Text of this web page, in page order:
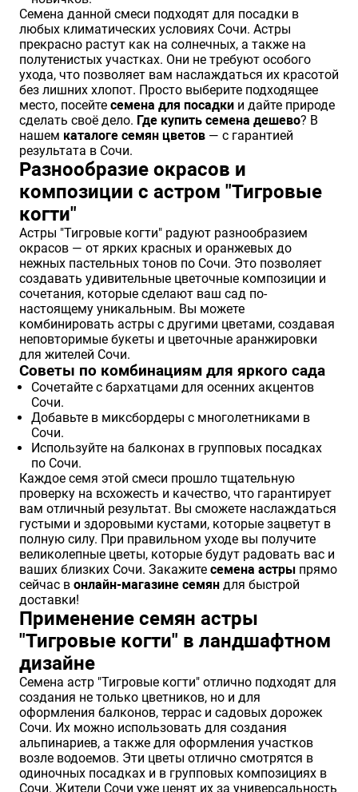
Семена данной смеси подходят для посадки в
любых климатических условиях Сочи. Астры
прекрасно растут как на солнечных, а также на
полутенистых участках. Они не требуют особого
ухода, что позволяет вам наслаждаться их красотой
без лишних хлопот. Просто выберите подходящее
место, посейте семена для посадки и дайте природе
сделать своё дело. Где купить семена дешево? В
нашем каталоге семян цветов — с гарантией
результата в Сочи.
Разнообразие окрасов и
композиции с астром "Тигровые
когти"
Астры "Тигровые когти" радуют разнообразием
окрасов — от ярких красных и оранжевых до
нежных пастельных тонов по Сочи. Это позволяет
создавать удивительные цветочные композиции и
сочетания, которые сделают ваш сад по-
настоящему уникальным. Вы можете
комбинировать астры с другими цветами, создавая
неповторимые букеты и цветочные аранжировки
для жителей Сочи.
Советы по комбинациям для яркого сада
Сочетайте с бархатцами для осенних акцентов
Сочи.
Добавьте в миксбордеры с многолетниками в
Сочи.
Используйте на балконах в групповых посадках
по Сочи.
Каждое семя этой смеси прошло тщательную
проверку на всхожесть и качество, что гарантирует
вам отличный результат. Вы сможете наслаждаться
густыми и здоровыми кустами, которые зацветут в
полную силу. При правильном уходе вы получите
великолепные цветы, которые будут радовать вас и
ваших близких Сочи. Закажите семена астры прямо
сейчас в онлайн-магазине семян для быстрой
доставки!
Применение семян астры
"Тигровые когти" в ландшафтном
дизайне
Семена астр "Тигровые когти" отлично подходят для
создания не только цветников, но и для
оформления балконов, террас и садовых дорожек
Сочи. Их можно использовать для создания
альпинариев, а также для оформления участков
возле водоемов. Эти цветы отлично смотрятся в
одиночных посадках и в групповых композициях в
Сочи. Жители Сочи уже ценят их за универсальность